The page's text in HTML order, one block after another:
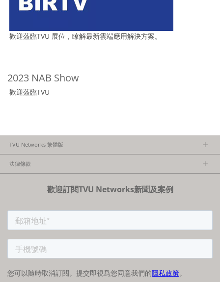
歡迎蒞臨TVU 展位，瞭解最新雲端應用解決方案。
2023 NAB Show
歡迎蒞臨TVU
TVU Networks 繁體版
法律條款
歡迎訂閱TVU Networks新聞及案例